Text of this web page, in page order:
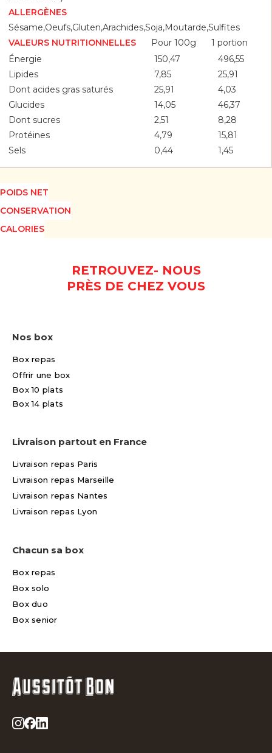
ALLERGÈNES
Sésame,Oeufs,Gluten,Arachides,Soja,Moutarde,Sulfites
VALEURS NUTRITIONNELLES
Pour 100g
1 portion
Énergie
Lipides
Dont acides gras saturés
Glucides
Dont sucres
Protéines
Sels
150,47
7,85
25,91
14,05
2,51
4,79
0,44
496,55
25,91
4,03
46,37
8,28
15,81
1,45
POIDS NET
CONSERVATION
CALORIES
RETROUVEZ- NOUS
PRÈS DE CHEZ VOUS
Nos box
Box repas
Offrir une box
Box 10 plats
Box 14 plats
Livraison partout en France
Livraison repas Paris
Livraison repas Marseille
Livraison repas Nantes
Livraison repas Lyon
Chacun sa box
Box repas
Box solo
Box duo
Box senior